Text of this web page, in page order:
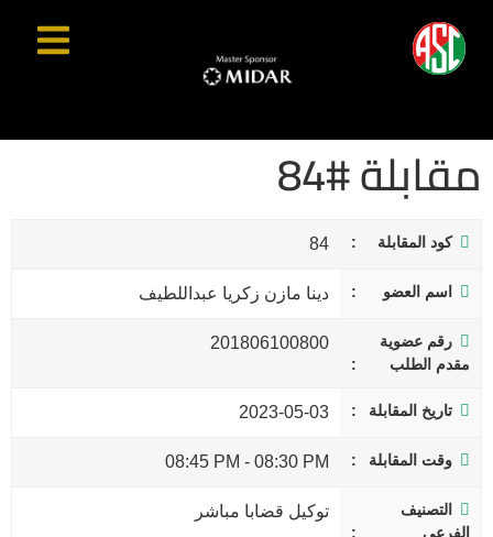
مقابلة #84
كود المقابلة 84
اسم العضو دينا مازن زكريا عبداللطيف
رقم عضوية
مقدم الطلب
201806100800
تاريخ المقابلة 2023-05-03
وقت المقابلة 08:30 PM
-
08:45 PM
التصنيف
الفرعي
توكيل قضابا مباشر